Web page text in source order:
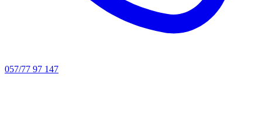
057/77 97 147